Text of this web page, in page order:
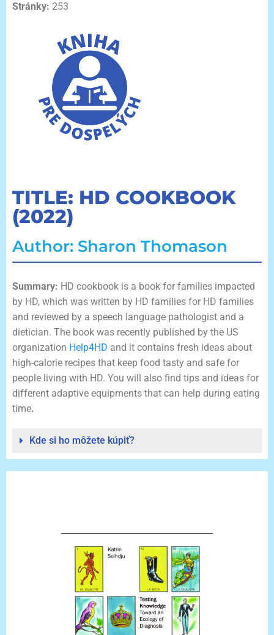
Stránky: 253
TITLE: HD COOKBOOK
(2022)
Author: Sharon Thomason
Summary: HD cookbook is a book for families impacted
by HD, which was written by HD families for HD families
and reviewed by a speech language pathologist and a
dietician. The book was recently published by the US
organization Help4HD and it contains fresh ideas about
high-calorie recipes that keep food tasty and safe for
people living with HD. You will also find tips and ideas for
different adaptive equipments that can help during eating
time.
Kde si ho môžete kúpiť?